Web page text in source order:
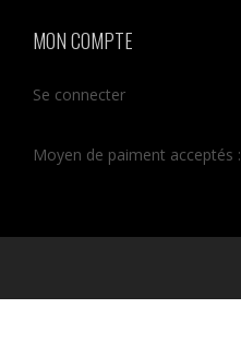
MON COMPTE
Se connecter
Moyen de paiment acceptés :